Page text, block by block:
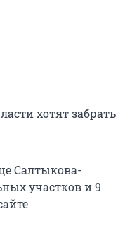
хотят забрать
Салтыкова-
участков и 9